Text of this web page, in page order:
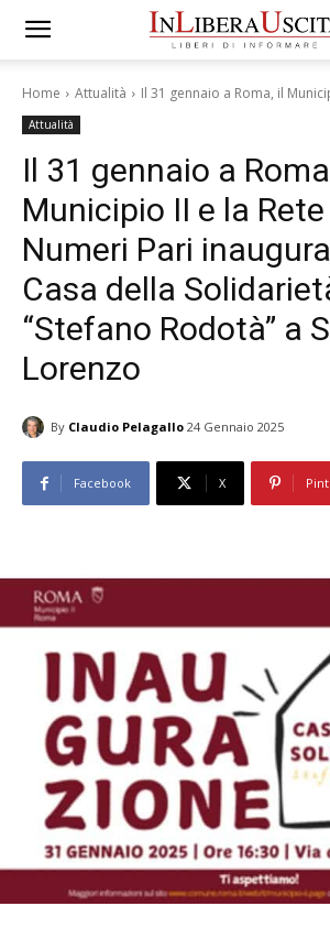
Home Attualità Il 31 gennaio a Roma, il
Attualità
Il 31 gennaio a
Municipio II e la
Numeri Pari
Casa della
“Stefano Rodotà” a
Lorenzo
By Claudio Pelagallo 24 Gennaio 2025
Facebook X